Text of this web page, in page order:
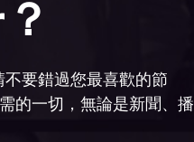
要錯過您最喜歡的節
的一切，無論是新聞、播